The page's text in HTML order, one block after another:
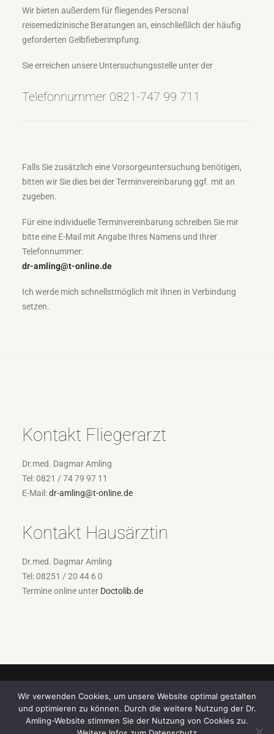
Wir bieten außerdem für fliegendes Personal
reisemedizinische Beratungen an, einschließlich der häufig
geforderten Gelbfieberimpfung.
Sie erreichen unsere Untersuchungsstelle unter der
Telefonnummer 0821-747 99 711
Falls Sie zusätzlich eine Vorsorgeuntersuchung benötigen,
bitten wir Sie dies bei der Terminvereinbarung ggf. mit an
zugeben.
Für eine individuelle Terminvereinbarung schreiben Sie mir
bitte eine E-Mail mit Angabe Ihres Namens und Ihrer
Telefonnummer:
dr-amling@t-online.de
Ich werde mich schnellstmöglich mit Ihnen in Verbindung
setzen.
Kontakt Fliegerarzt
Dr.med. Dagmar Amling
Tel: 0821 / 74 79 97 11
E-Mail:dr-amling@t-online.de
Kontakt Hausärztin
Dr.med. Dagmar Amling
Tel: 08251 / 20 44 6 0
Termine online unter Doctolib.de
Dr. med. Dagmar Amling,Fachärztin für Allgemeinmedizin, Flugmedizin,
Sportmedizin, Reisemedizin, Fliegerärztliche Untersuchungsstelle,
Wir verwenden Cookies, um unsere Website optimal gestalten
und optimieren zu können. Durch die weitere Nutzung der Dr.
Amling-Website stimmen Sie der Nutzung von Cookies zu.